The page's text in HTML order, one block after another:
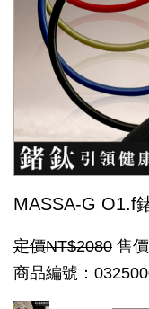
MASSA-G O1.f
定價NT$2080 售
商品編號：